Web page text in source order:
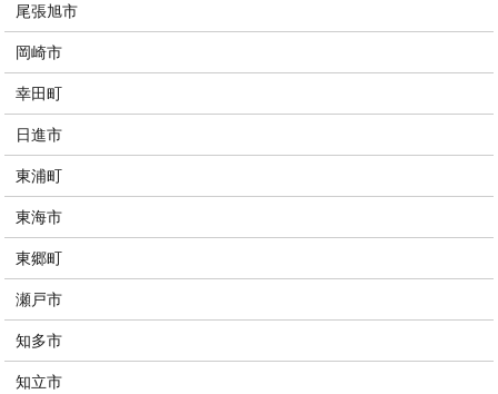
尾張旭市
岡崎市
幸田町
日進市
東浦町
東海市
東郷町
瀬戸市
知多市
知立市